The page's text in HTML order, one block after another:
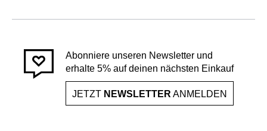
Abonniere unseren Newsletter und
erhalte 5% auf deinen nächsten Einkauf
JETZT NEWSLETTER ANMELDEN